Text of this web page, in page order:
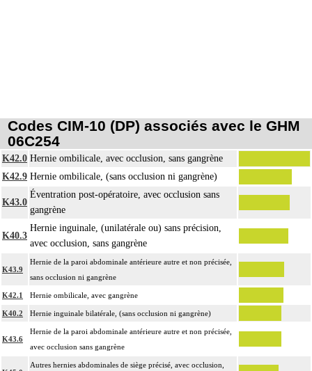
Codes CIM-10 (DP) associés avec le GHM
06C254
K42.0 Hernie ombilicale, avec occlusion, sans gangrène
K42.9 Hernie ombilicale, (sans occlusion ni gangrène)
K43.0
Éventration post-opératoire, avec occlusion sans
gangrène
K40.3
Hernie inguinale, (unilatérale ou) sans précision,
avec occlusion, sans gangrène
K43.9
Hernie de la paroi abdominale antérieure autre et non précisée,
sans occlusion ni gangrène
K42.1 Hernie ombilicale, avec gangrène
K40.2 Hernie inguinale bilatérale, (sans occlusion ni gangrène)
K43.6
Hernie de la paroi abdominale antérieure autre et non précisée,
avec occlusion sans gangrène
Autres hernies abdominales de siège précisé, avec occlusion,